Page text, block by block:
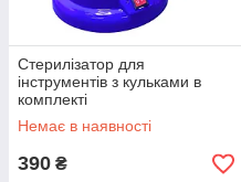
Стерилізатор для
інструментів з кульками в
комплекті
Немає в наявності
390 ₴